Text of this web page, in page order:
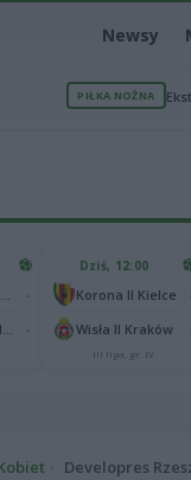
Newsy
PIŁKA NOŻNA
Dziś, 12:00
Korona II Kielce
Wisła II Kraków
III liga, gr. IV
Developres